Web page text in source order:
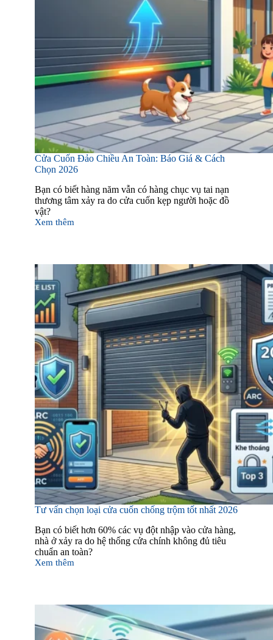
Cửa Cuốn Đảo Chiều An Toàn: Báo Giá & Cách
Chọn 2026
Bạn có biết hàng năm vẫn có hàng chục vụ tai nạn
thương tâm xảy ra do cửa cuốn kẹp người hoặc đồ
vật?
Xem thêm
Tư vấn chọn loại cửa cuốn chống trộm tốt nhất 2026
Bạn có biết hơn 60% các vụ đột nhập vào cửa hàng,
nhà ở xảy ra do hệ thống cửa chính không đủ tiêu
chuẩn an toàn?
Xem thêm